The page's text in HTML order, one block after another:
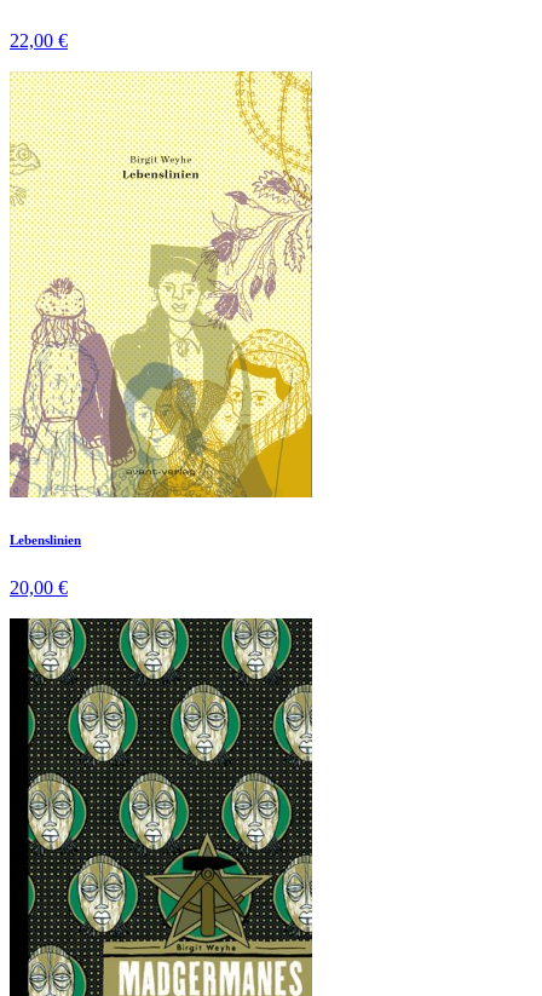
22,00 €
Lebenslinien
20,00 €